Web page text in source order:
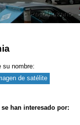
su nombre:
han interesado por: